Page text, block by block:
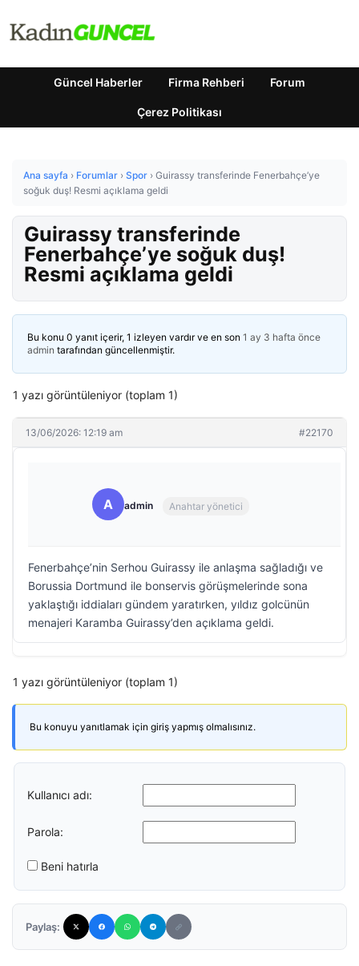
Güncel Haberler Firma Rehberi Forum
Çerez Politikası
Ana sayfa › Forumlar › Spor › Guirassy transferinde Fenerbahçe’ye
soğuk duş! Resmi açıklama geldi
Guirassy transferinde
Fenerbahçe’ye soğuk duş!
Resmi açıklama geldi
Bu konu 0 yanıt içerir, 1 izleyen vardır ve en son 1 ay 3 hafta önce
admin tarafından güncellenmiştir.
1 yazı görüntüleniyor (toplam 1)
13/06/2026: 12:19 am #22170
A admin Anahtar yönetici
Fenerbahçe’nin Serhou Guirassy ile anlaşma sağladığı ve
Borussia Dortmund ile bonservis görüşmelerinde sona
yaklaştığı iddiaları gündem yaratırken, yıldız golcünün
menajeri Karamba Guirassy’den açıklama geldi.
1 yazı görüntüleniyor (toplam 1)
Bu konuyu yanıtlamak için giriş yapmış olmalısınız.
Kullanıcı adı:
Parola:
Beni hatırla
Paylaş: